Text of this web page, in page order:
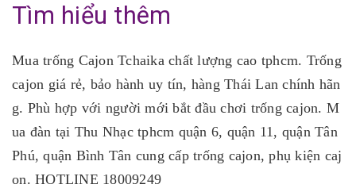
Tìm hiểu thêm
Mua trống Cajon Tchaika chất lượng cao tphcm. Trống
cajon giá rẻ, bảo hành uy tín, hàng Thái Lan chính hãn
g. Phù hợp với người mới bắt đầu chơi trống cajon. M
ua đàn tại Thu Nhạc tphcm quận 6, quận 11, quận Tân
Phú, quận Bình Tân cung cấp trống cajon, phụ kiện caj
on. HOTLINE 18009249